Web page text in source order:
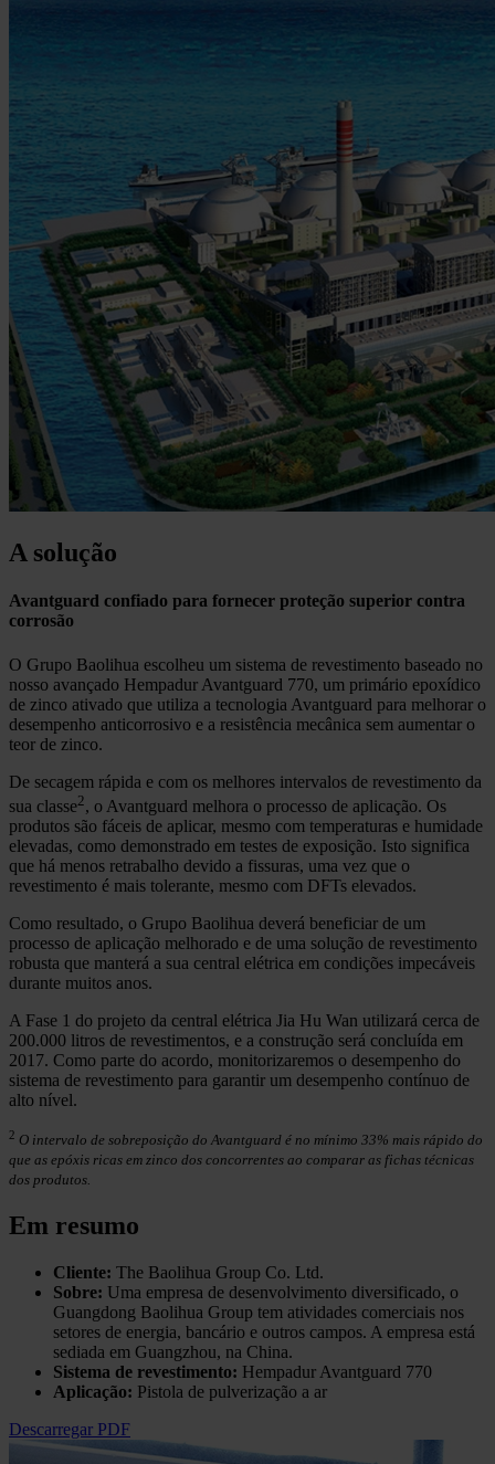
A solução
Avantguard confiado para fornecer proteção superior contra
corrosão
O Grupo Baolihua escolheu um sistema de revestimento baseado no
nosso avançado Hempadur Avantguard 770, um primário epoxídico
de zinco ativado que utiliza a tecnologia Avantguard para melhorar o
desempenho anticorrosivo e a resistência mecânica sem aumentar o
teor de zinco.
De secagem rápida e com os melhores intervalos de revestimento da
sua classe2, o Avantguard melhora o processo de aplicação. Os
produtos são fáceis de aplicar, mesmo com temperaturas e humidade
elevadas, como demonstrado em testes de exposição. Isto significa
que há menos retrabalho devido a fissuras, uma vez que o
revestimento é mais tolerante, mesmo com DFTs elevados.
Como resultado, o Grupo Baolihua deverá beneficiar de um
processo de aplicação melhorado e de uma solução de revestimento
robusta que manterá a sua central elétrica em condições impecáveis
durante muitos anos.
A Fase 1 do projeto da central elétrica Jia Hu Wan utilizará cerca de
200.000 litros de revestimentos, e a construção será concluída em
2017. Como parte do acordo, monitorizaremos o desempenho do
sistema de revestimento para garantir um desempenho contínuo de
alto nível.
2 O intervalo de sobreposição do Avantguard é no mínimo 33% mais rápido do
que as epóxis ricas em zinco dos concorrentes ao comparar as fichas técnicas
dos produtos.
Em resumo
Cliente: The Baolihua Group Co. Ltd.
Sobre: Uma empresa de desenvolvimento diversificado, o
Guangdong Baolihua Group tem atividades comerciais nos
setores de energia, bancário e outros campos. A empresa está
sediada em Guangzhou, na China.
Sistema de revestimento: Hempadur Avantguard 770
Aplicação: Pistola de pulverização a ar
Descarregar PDF